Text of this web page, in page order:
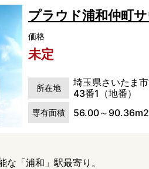
プラウド浦和仲町
価格
未定
所在地
埼玉県さいたま
43番1（地番）
専有面積 56.00～90.36m2
「浦和」駅最寄り。